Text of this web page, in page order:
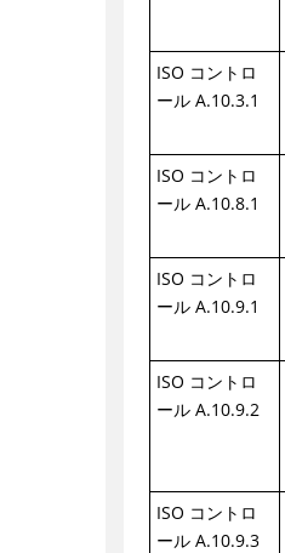
ISO コントロ
ール A.10.3.1
ISO コントロ
ール A.10.8.1
ISO コントロ
ール A.10.9.1
ISO コントロ
ール A.10.9.2
ISO コントロ
ール A.10.9.3